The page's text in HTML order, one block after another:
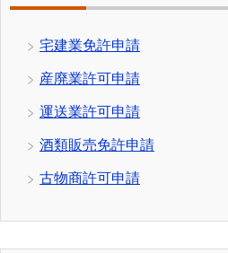
宅建業免許申請
産廃業許可申請
運送業許可申請
酒類販売免許申請
古物商許可申請